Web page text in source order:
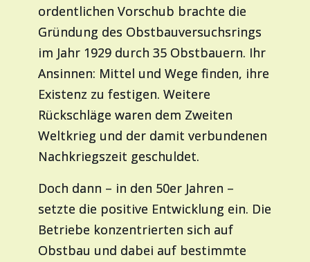
ordentlichen Vorschub brachte die
Gründung des Obstbauversuchsrings
im Jahr 1929 durch 35 Obstbauern. Ihr
Ansinnen: Mittel und Wege finden, ihre
Existenz zu festigen. Weitere
Rückschläge waren dem Zweiten
Weltkrieg und der damit verbundenen
Nachkriegszeit geschuldet.
Doch dann – in den 50er Jahren –
setzte die positive Entwicklung ein. Die
Betriebe konzentrierten sich auf
Obstbau und dabei auf bestimmte